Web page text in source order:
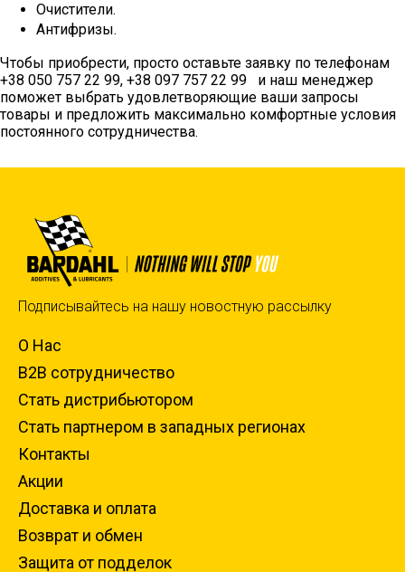
Очистители.
Антифризы.
Чтобы приобрести, просто оставьте заявку по телефонам
+38 050 757 22 99, +38 097 757 22 99 и наш менеджер
поможет выбрать удовлетворяющие ваши запросы
товары и предложить максимально комфортные условия
постоянного сотрудничества.
Подписывайтесь на нашу новостную рассылку
О Нас
B2B сотрудничество
Стать дистрибьютором
Стать партнером в западных регионах
Контакты
Акции
Доставка и оплата
Возврат и обмен
Защита от подделок